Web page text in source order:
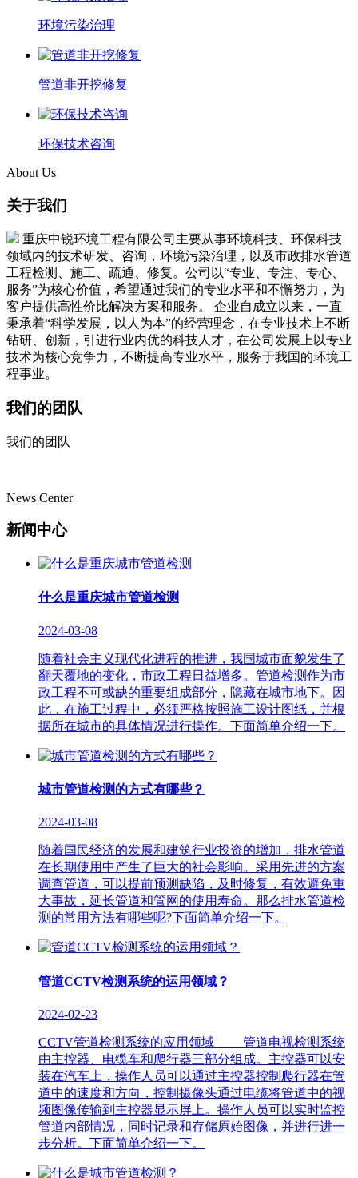
环境污染治理
管道非开挖修复
环保技术咨询
About Us
关于我们
重庆中锐环境工程有限公司主要从事环境科技、环保科技
领域内的技术研发、咨询，环境污染治理，以及市政排水管道
工程检测、施工、疏通、修复。公司以“专业、专注、专心、
服务”为核心价值，希望通过我们的专业水平和不懈努力，为
客户提供高性价比解决方案和服务。 企业自成立以来，一直
秉承着“科学发展，以人为本”的经营理念，在专业技术上不断
钻研、创新，引进行业内优的科技人才，在公司发展上以专业
技术为核心竞争力，不断提高专业水平，服务于我国的环境工
程事业。
我们的团队
我们的团队
News Center
新闻中心
什么是重庆城市管道检测
2024-03-08
随着社会主义现代化进程的推进，我国城市面貌发生了
翻天覆地的变化，市政工程日益增多。管道检测作为市
政工程不可或缺的重要组成部分，隐藏在城市地下。因
此，在施工过程中，必须严格按照施工设计图纸，并根
据所在城市的具体情况进行操作。下面简单介绍一下。
城市管道检测的方式有哪些？
2024-03-08
随着国民经济的发展和建筑行业投资的增加，排水管道
在长期使用中产生了巨大的社会影响。采用先进的方案
调查管道，可以提前预测缺陷，及时修复，有效避免重
大事故，延长管道和管网的使用寿命。那么排水管道检
测的常用方法有哪些呢?下面简单介绍一下。
管道CCTV检测系统的运用领域？
2024-02-23
CCTV管道检测系统的应用领域 管道电视检测系统
由主控器、电缆车和爬行器三部分组成。主控器可以安
装在汽车上，操作人员可以通过主控器控制爬行器在管
道中的速度和方向，控制摄像头通过电缆将管道中的视
频图像传输到主控器显示屏上。操作人员可以实时监控
管道内部情况，同时记录和存储原始图像，并进行进一
步分析。下面简单介绍一下。